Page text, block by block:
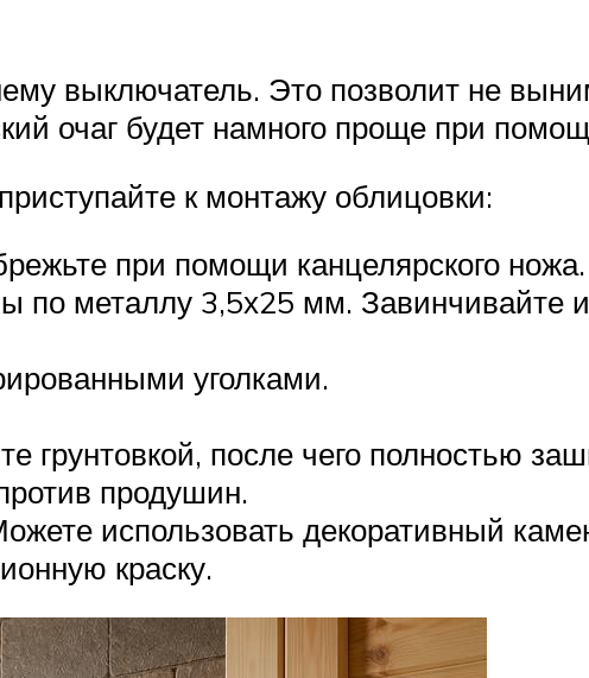
выключатель. Это позволит не
очаг будет намного проще при
к монтажу облицовки:
при помощи канцелярского ножа.
по металлу 3,5х25 мм. Завинчивайте
уголками.
грунтовкой, после чего полностью
продушин.
использовать декоративный
краску.